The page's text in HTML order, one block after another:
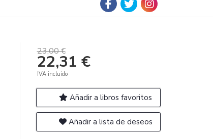
23,00 €
22,31 €
IVA incluido
Añadir a libros favoritos
Añadir a lista de deseos